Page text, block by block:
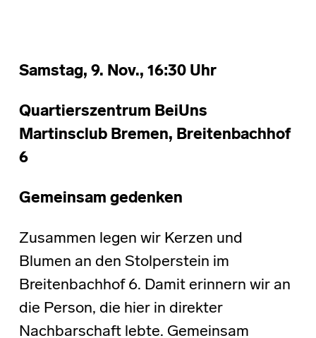
Samstag, 9. Nov., 16:30 Uhr
Quartierszentrum BeiUns
Martinsclub Bremen, Breitenbachhof
6
Gemeinsam gedenken
Zusammen legen wir Kerzen und
Blumen an den Stolperstein im
Breitenbachhof 6. Damit erinnern wir an
die Person, die hier in direkter
Nachbarschaft lebte. Gemeinsam